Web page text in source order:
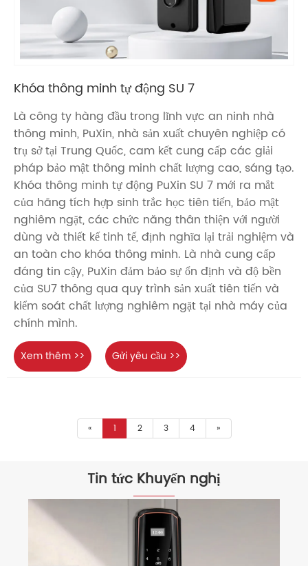
Khóa thông minh tự động SU 7
Là công ty hàng đầu trong lĩnh vực an ninh nhà
thông minh, PuXin, nhà sản xuất chuyên nghiệp có
trụ sở tại Trung Quốc, cam kết cung cấp các giải
pháp bảo mật thông minh chất lượng cao, sáng tạo.
Khóa thông minh tự động PuXin SU 7 mới ra mắt
của hãng tích hợp sinh trắc học tiên tiến, bảo mật
nghiêm ngặt, các chức năng thân thiện với người
dùng và thiết kế tinh tế, định nghĩa lại trải nghiệm và
an toàn cho khóa thông minh. Là nhà cung cấp
đáng tin cậy, PuXin đảm bảo sự ổn định và độ bền
của SU7 thông qua quy trình sản xuất tiên tiến và
kiểm soát chất lượng nghiêm ngặt tại nhà máy của
chính mình.
Xem thêm >> Gửi yêu cầu >>
« 1 2 3 4 »
Tin tức Khuyến nghị